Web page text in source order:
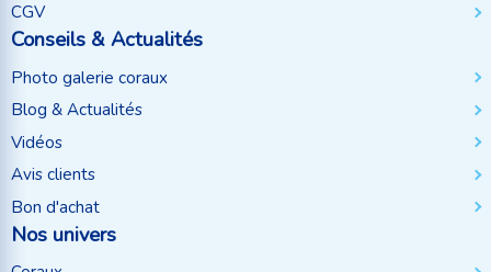
CGV
Conseils & Actualités
Photo galerie coraux
Blog & Actualités
Vidéos
Avis clients
Bon d'achat
Nos univers